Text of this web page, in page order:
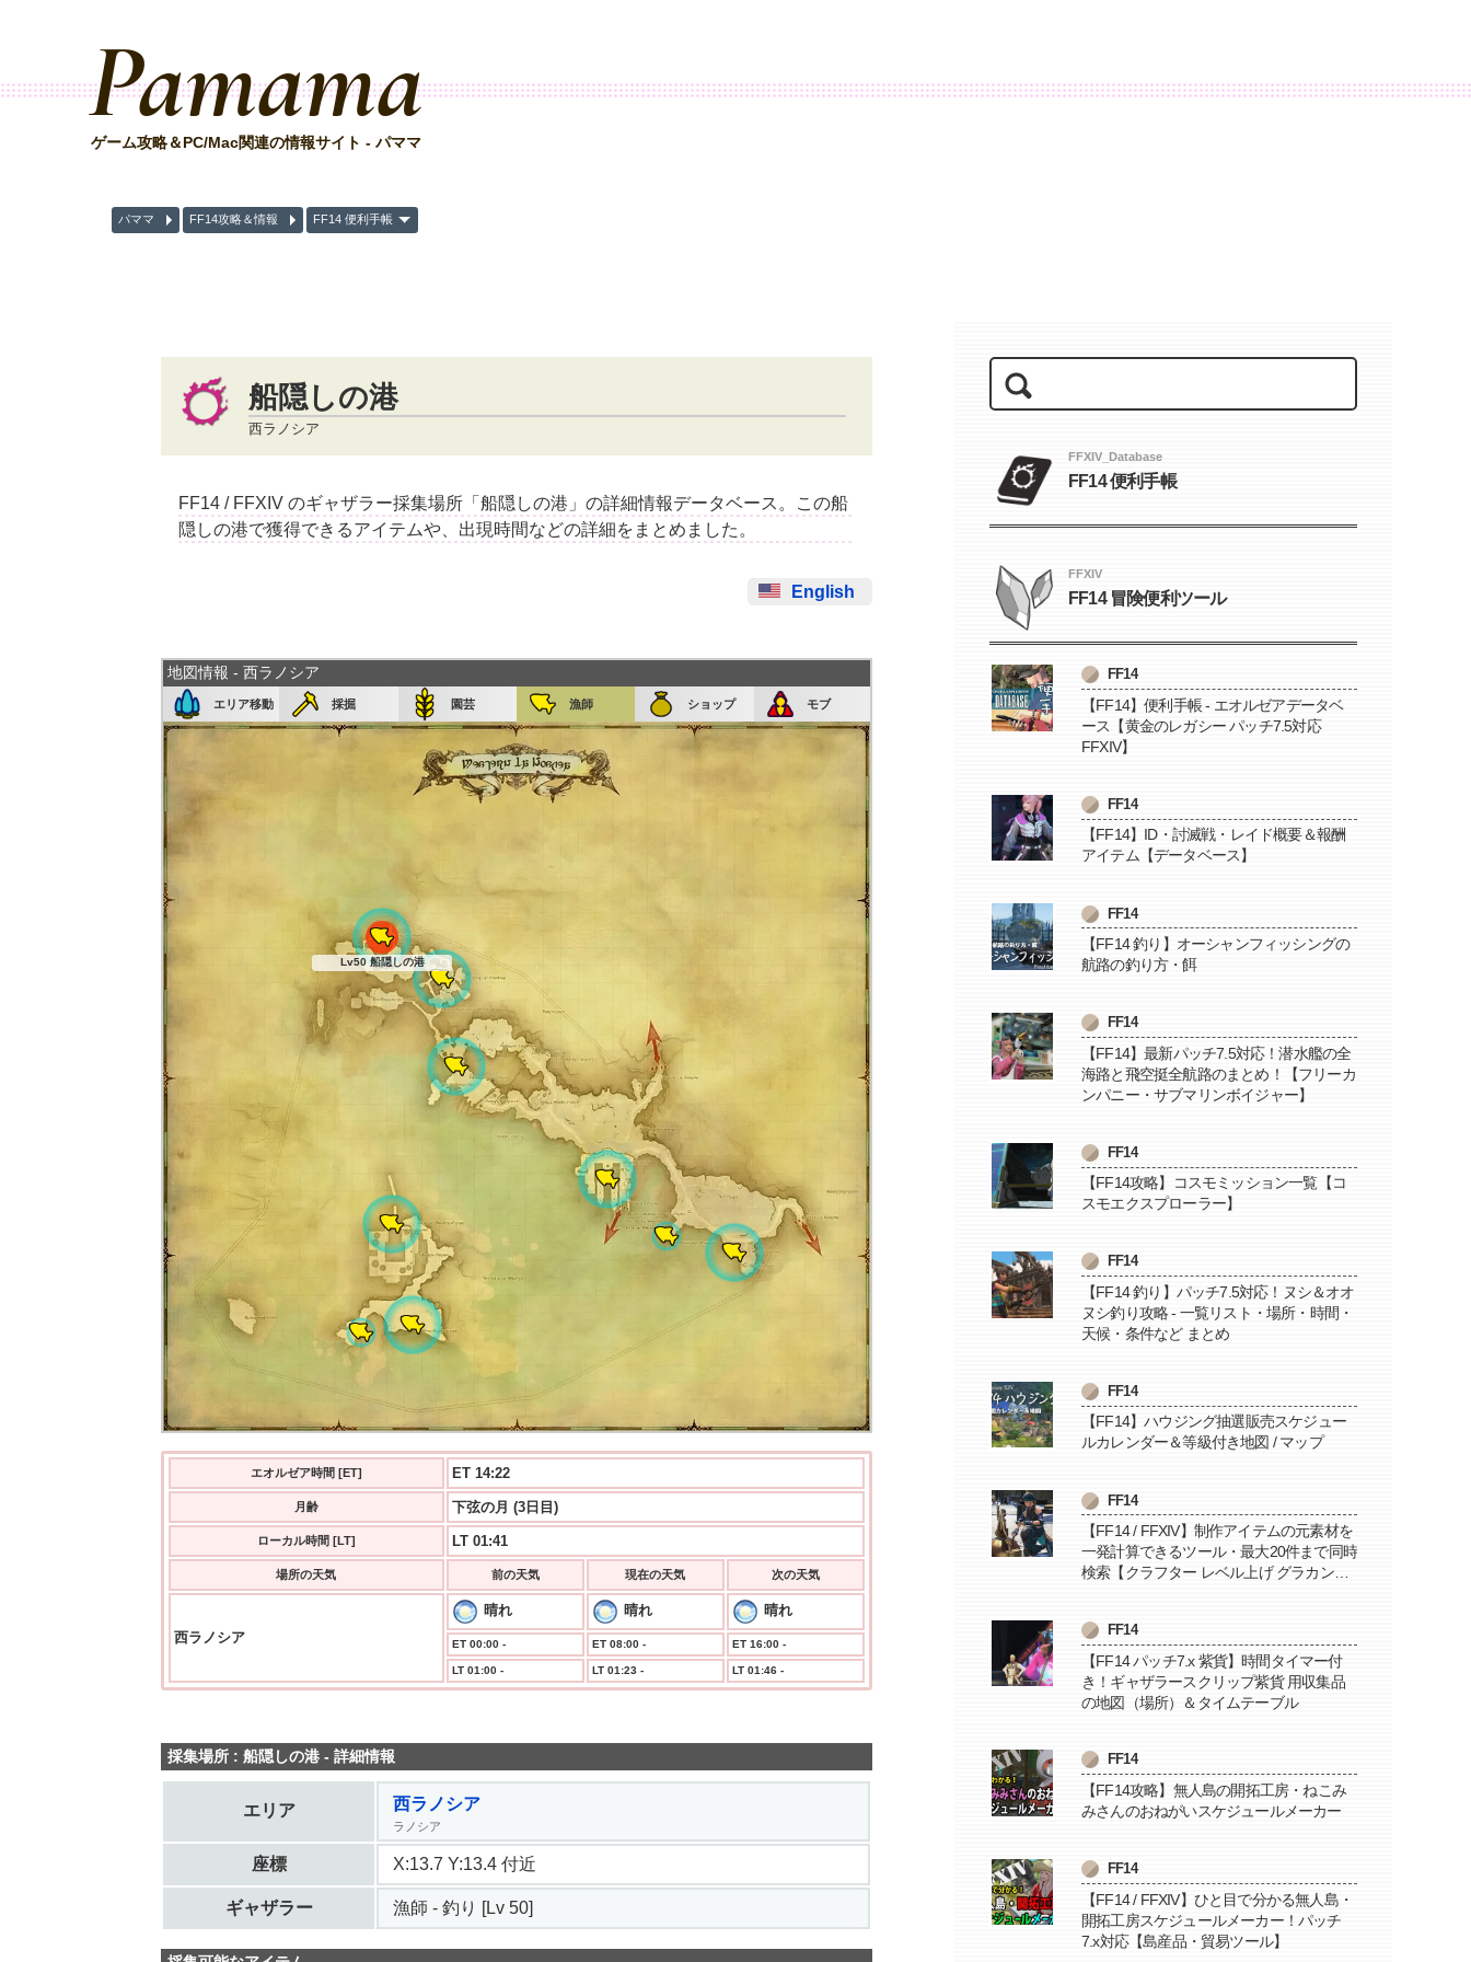
Pamama
ゲーム攻略＆PC/Mac関連の情報サイト - パママ
パママ FF14攻略＆情報 FF14 便利手帳
船隠しの港
西ラノシア
FF14 / FFXIV のギャザラー採集場所「船隠しの港」の詳細情報データベース。この船
隠しの港で獲得できるアイテムや、出現時間などの詳細をまとめました。
English
地図情報 - 西ラノシア
エリア移動 採掘 園芸 漁師 ショップ モブ
Lv50 船隠しの港
エオルゼア時間 [ET] ET 14:23
月齢 下弦の月 (3日目)
ローカル時間 [LT] LT 01:41
場所の天気 前の天気 現在の天気 次の天気
西ラノシア
晴れ 晴れ 晴れ
ET 00:00 - ET 08:00 - ET 16:00 -
LT 01:00 - LT 01:23 - LT 01:46 -
採集場所 : 船隠しの港 - 詳細情報
エリア 西ラノシア
ラノシア
座標 X:13.7 Y:13.4 付近
ギャザラー 漁師 - 釣り [Lv 50]
FFXIV_Database
FF14 便利手帳
FFXIV
FF14 冒険便利ツール
FF14
【FF14】便利手帳 - エオルゼアデータベ
ース【黄金のレガシー パッチ7.5対応
FFXIV】
FF14
【FF14】ID・討滅戦・レイド概要＆報酬
アイテム【データベース】
FF14
【FF14 釣り】オーシャンフィッシングの
航路の釣り方・餌
FF14
【FF14】最新パッチ7.5対応！潜水艦の全
海路と飛空挺全航路のまとめ！【フリーカ
ンパニー・サブマリンボイジャー】
FF14
【FF14攻略】コスモミッション一覧【コ
スモエクスプローラー】
FF14
【FF14 釣り】パッチ7.5対応！ヌシ＆オオ
ヌシ釣り攻略 - 一覧リスト・場所・時間・
天候・条件など まとめ
FF14
【FF14】ハウジング抽選販売スケジュー
ルカレンダー＆等級付き地図 / マップ
FF14
【FF14 / FFXIV】制作アイテムの元素材を
一発計算できるツール・最大20件まで同時
検索【クラフター レベル上げ グラカン納
FF14
【FF14 パッチ7.x 紫貨】時間タイマー付
き！ギャザラースクリップ紫貨 用収集品
の地図（場所）＆タイムテーブル
FF14
【FF14攻略】無人島の開拓工房・ねこみ
みさんのおねがいスケジュールメーカー
FF14
【FF14 / FFXIV】ひと目で分かる無人島・
開拓工房スケジュールメーカー！パッチ
7.x対応【島産品・貿易ツール】